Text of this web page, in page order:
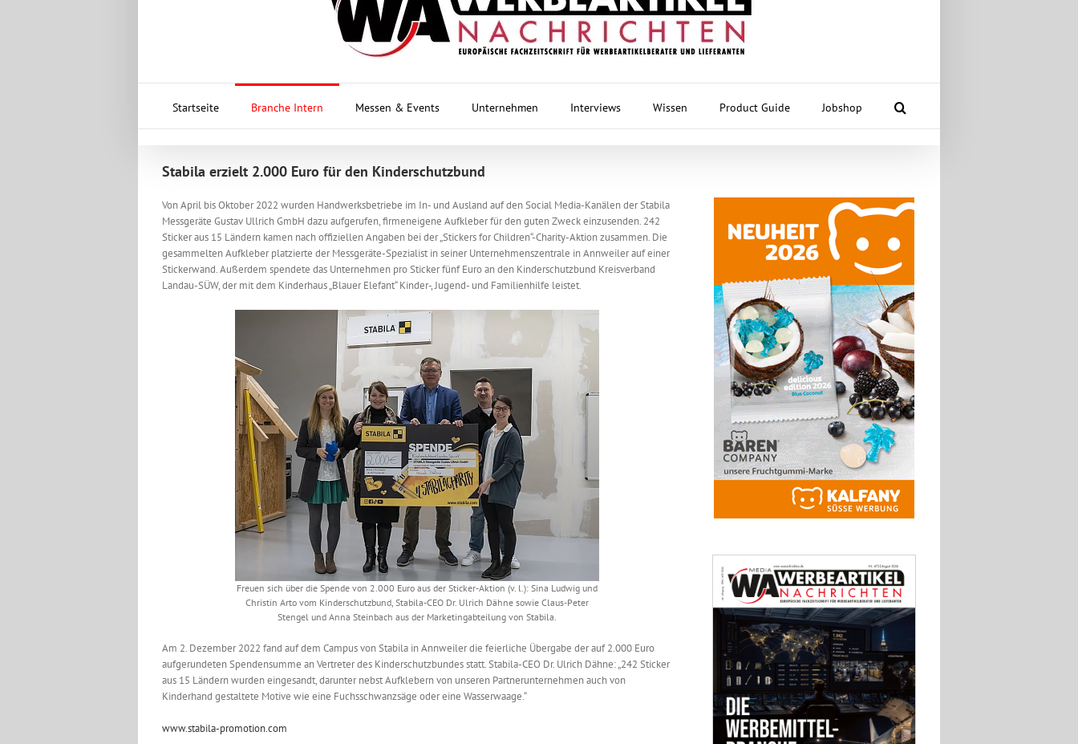
Startseite Branche Intern Messen & Events Unternehmen Interviews Wissen Product Guide Jobshop
Stabila erzielt 2.000 Euro für den Kinderschutzbund
Von April bis Oktober 2022 wurden Handwerksbetriebe im In- und Ausland auf den Social Media-Kanälen der Stabila
Messgeräte Gustav Ullrich GmbH dazu aufgerufen, firmeneigene Aufkleber für den guten Zweck einzusenden. 242
Sticker aus 15 Ländern kamen nach offiziellen Angaben bei der „Stickers for Children“-Charity-Aktion zusammen. Die
gesammelten Aufkleber platzierte der Messgeräte-Spezialist in seiner Unternehmenszentrale in Annweiler auf einer
Stickerwand. Außerdem spendete das Unternehmen pro Sticker fünf Euro an den Kinderschutzbund Kreisverband
Landau-SÜW, der mit dem Kinderhaus „Blauer Elefant“ Kinder-, Jugend- und Familienhilfe leistet.
Freuen sich über die Spende von 2.000 Euro aus der Sticker-Aktion (v. l.): Sina Ludwig und
Christin Arto vom Kinderschutzbund, Stabila-CEO Dr. Ulrich Dähne sowie Claus-Peter
Stengel und Anna Steinbach aus der Marketingabteilung von Stabila.
Am 2. Dezember 2022 fand auf dem Campus von Stabila in Annweiler die feierliche Übergabe der auf 2.000 Euro
aufgerundeten Spendensumme an Vertreter des Kinderschutzbundes statt. Stabila-CEO Dr. Ulrich Dähne: „242 Sticker
aus 15 Ländern wurden eingesandt, darunter nebst Aufklebern von unseren Partnerunternehmen auch von
Kinderhand gestaltete Motive wie eine Fuchsschwanzsäge oder eine Wasserwaage.“
www.stabila-promotion.com